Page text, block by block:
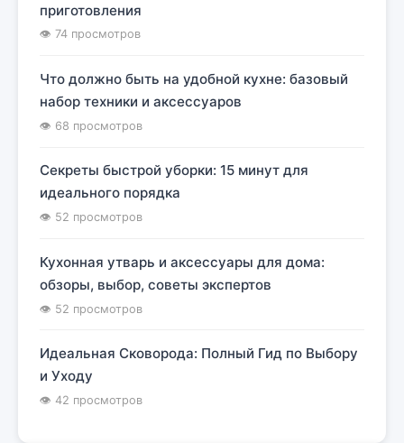
приготовления
👁 74 просмотров
Что должно быть на удобной кухне: базовый
набор техники и аксессуаров
👁 68 просмотров
Секреты быстрой уборки: 15 минут для
идеального порядка
👁 52 просмотров
Кухонная утварь и аксессуары для дома:
обзоры, выбор, советы экспертов
👁 52 просмотров
Идеальная Сковорода: Полный Гид по Выбору
и Уходу
👁 42 просмотров